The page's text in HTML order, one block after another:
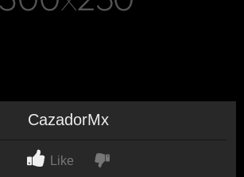
CazadorMx
Like